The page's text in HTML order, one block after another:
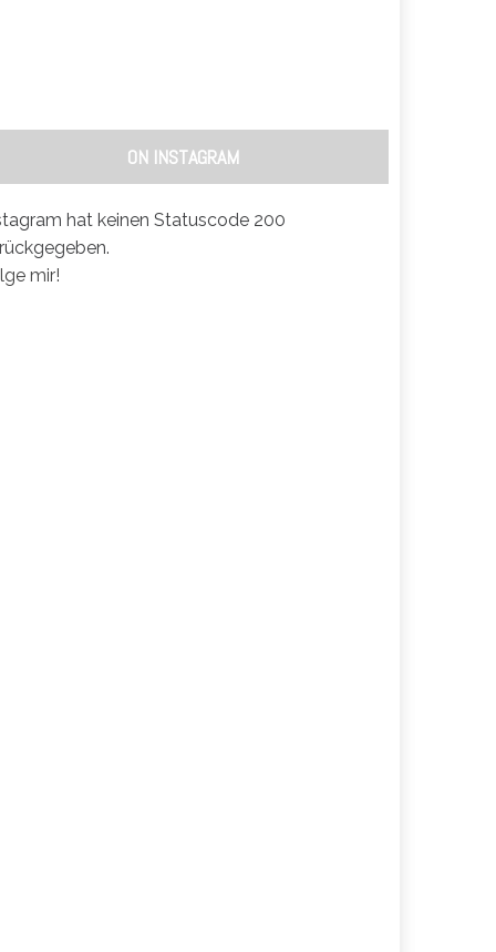
ON INSTAGRAM
hat keinen Statuscode 200
mir!